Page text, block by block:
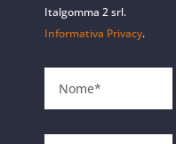
Italgomma 2 srl.
Informativa Privacy.